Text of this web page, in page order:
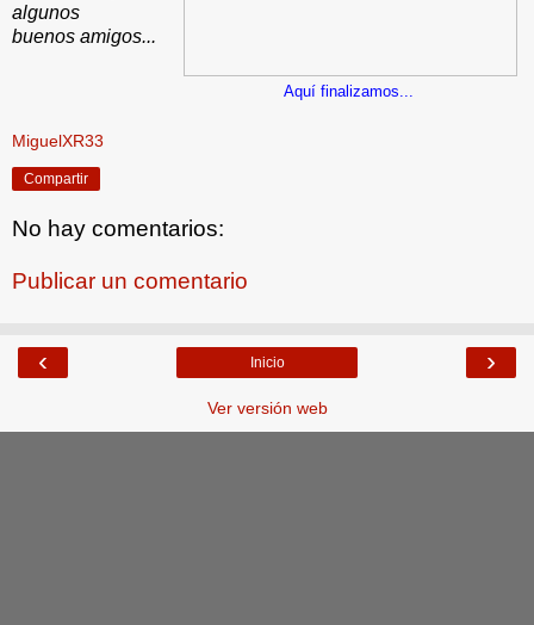
Aquí finalizamos...
algunos
buenos amigos...
MiguelXR33
Compartir
No hay comentarios:
Publicar un comentario
‹ ›
Inicio
Ver versión web